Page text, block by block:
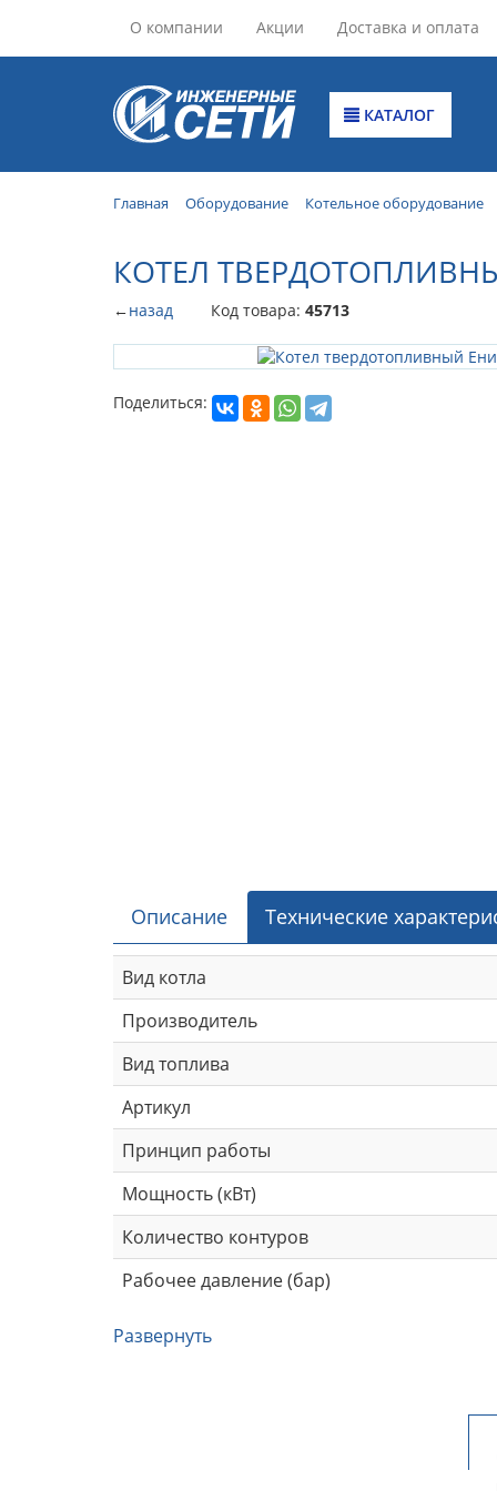
О компании Акции Доставка и оплата
КАТАЛОГ
Главная Оборудование Котельное оборудование
КОТЕЛ
←назад Код товара: 45713
Поделиться:
Описание Технические
Вид котла
Производитель
Вид топлива
Артикул
Принцип работы
Мощность (кВт)
Количество контуров
Рабочее давление (бар)
Развернуть